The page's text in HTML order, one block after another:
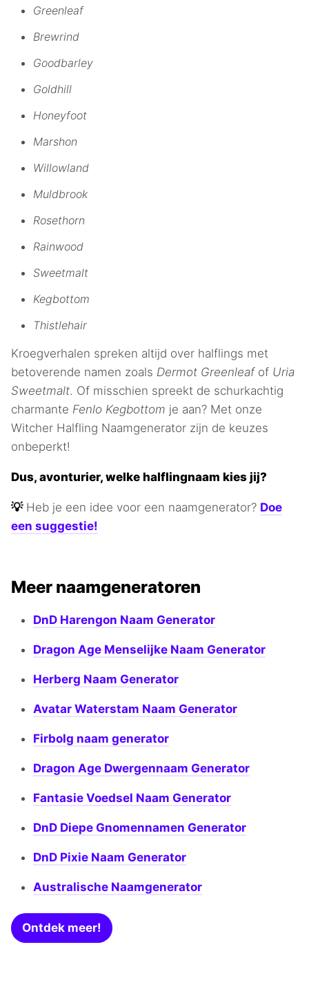
Greenleaf
Brewrind
Goodbarley
Goldhill
Honeyfoot
Marshon
Willowland
Muldbrook
Rosethorn
Rainwood
Sweetmalt
Kegbottom
Thistlehair
Kroegverhalen spreken altijd over halflings met
betoverende namen zoals Dermot Greenleafof Uria
Sweetmalt. Of misschien spreekt de schurkachtig
charmante Fenlo Kegbottom je aan? Met onze
Witcher Halfling Naamgenerator zijn de keuzes
onbeperkt!
Dus, avonturier, welke halflingnaam kies jij?
💡 Heb je een idee voor een naamgenerator? Doe
een suggestie!
Meer naamgeneratoren
DnD Harengon Naam Generator
Dragon Age Menselijke Naam Generator
Herberg Naam Generator
Avatar Waterstam Naam Generator
Firbolg naam generator
Dragon Age Dwergennaam Generator
Fantasie Voedsel Naam Generator
DnD Diepe Gnomennamen Generator
DnD Pixie Naam Generator
Australische Naamgenerator
Ontdek meer!